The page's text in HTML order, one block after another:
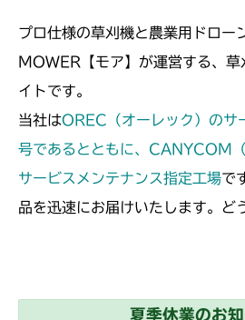
プロ仕様の草刈機と農業用ドロー
MOWER【モア】が運営する、草
イトです。
当社はOREC（オーレック）のサ
号であるとともに、CANYCOM
サービスメンテナンス指定工場で
品を迅速にお届けいたします。ど
夏季休業のお